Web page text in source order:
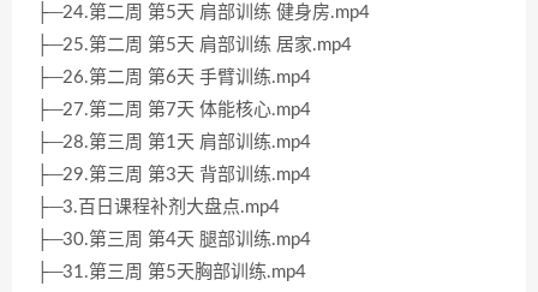
├─24.第二周 第5天 肩部训练 健身房.mp4
├─25.第二周 第5天 肩部训练 居家.mp4
├─26.第二周 第6天 手臂训练.mp4
├─27.第二周 第7天 体能核心.mp4
├─28.第三周 第1天 肩部训练.mp4
├─29.第三周 第3天 背部训练.mp4
├─3.百日课程补剂大盘点.mp4
├─30.第三周 第4天 腿部训练.mp4
├─31.第三周 第5天胸部训练.mp4